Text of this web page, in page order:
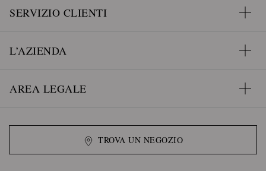
SERVIZIO CLIENTI
L’AZIENDA
AREA LEGALE
TROVA UN NEGOZIO